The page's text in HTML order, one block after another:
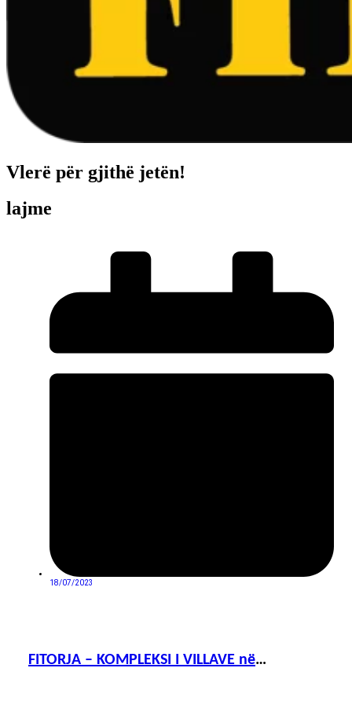
Vlerë për gjithë jetën!
lajme
18/07/2023
FITORJA – KOMPLEKSI I VILLAVE në